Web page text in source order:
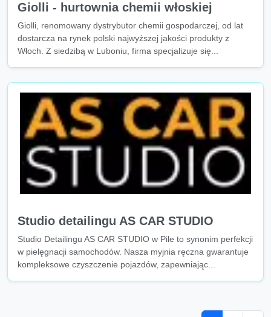
Giolli - hurtownia chemii włoskiej
Giolli, renomowany dystrybutor chemii gospodarczej, od lat
dostarcza na rynek polski najwyższej jakości produkty z
Włoch. Z siedzibą w Luboniu, firma specjalizuje się...
Studio detailingu AS CAR STUDIO
Studio Detailingu AS CAR STUDIO w Pile to synonim perfekcji
w pielęgnacji samochodów. Nasza myjnia ręczna gwarantuje
kompleksowe czyszczenie pojazdów, zapewniając...